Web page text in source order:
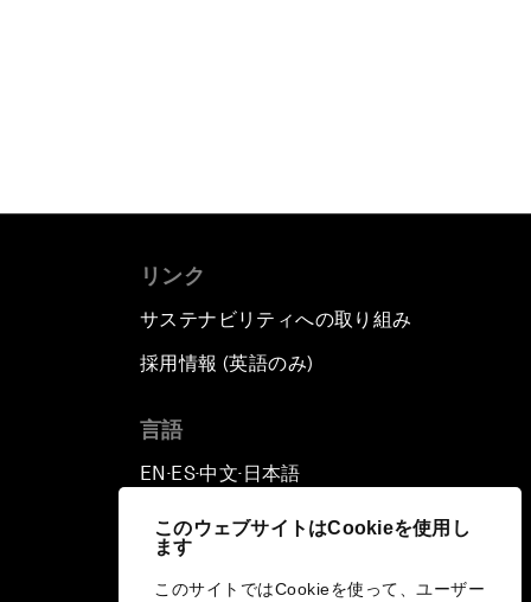
このウェブサイトはCookieを使用し
ます
このサイトではCookieを使って、ユーザー
リンク
サステナビリティへの取り組み
採用情報 (英語のみ)
言語
EN ▪ ES▪中文▪ 日本語